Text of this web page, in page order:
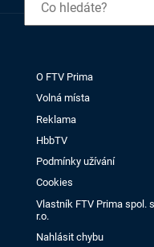
O FTV Prima
Volná místa
Reklama
HbbTV
Podmínky užívání
Cookies
Vlastník FTV Prima spol. s
r.o.
Nahlásit chybu